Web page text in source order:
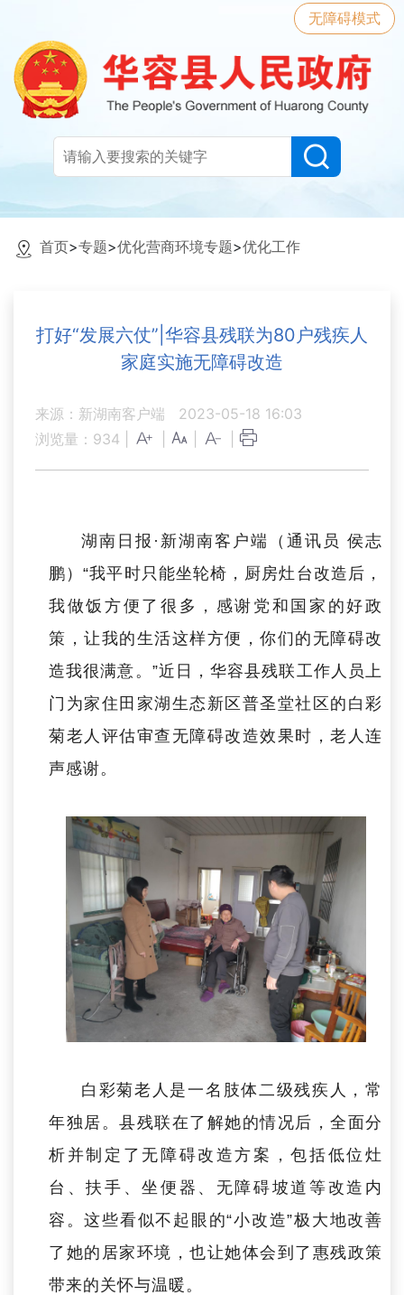
无障碍模式
首页>专题>优化营商环境专题>优化工作
打好“发展六仗”|华容县残联为80户残疾人
家庭实施无障碍改造
来源：新湖南客户端
2023-05-18 16:03
浏览量： 934
湖南日报·新湖南客户端（通讯员 侯志
鹏）“我平时只能坐轮椅，厨房灶台改造后，
我做饭方便了很多，感谢党和国家的好政
策，让我的生活这样方便，你们的无障碍改
造我很满意。”近日，华容县残联工作人员上
门为家住田家湖生态新区普圣堂社区的白彩
菊老人评估审查无障碍改造效果时，老人连
声感谢。
白彩菊老人是一名肢体二级残疾人，常
年独居。县残联在了解她的情况后，全面分
析并制定了无障碍改造方案，包括低位灶
台、扶手、坐便器、无障碍坡道等改造内
容。这些看似不起眼的“小改造”极大地改善
了她的居家环境，也让她体会到了惠残政策
带来的关怀与温暖。